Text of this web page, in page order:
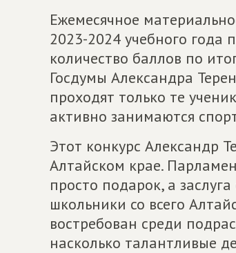
Ежемесячное
2023-2024 учебного года
количество баллов по
Госдумы Александра
проходят только те
активно занимаются
Этот конкурс Александр
Алтайском крае.
просто подарок, а
школьники со всего
востребован среди
насколько талантливые